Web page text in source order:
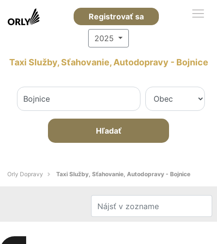
Registrovať sa
2025
Taxi Služby, Sťahovanie, Autodopravy - Bojnice
Hľadať
Orly Dopravy Taxi Služby, Sťahovanie, Autodopravy - Bojnice